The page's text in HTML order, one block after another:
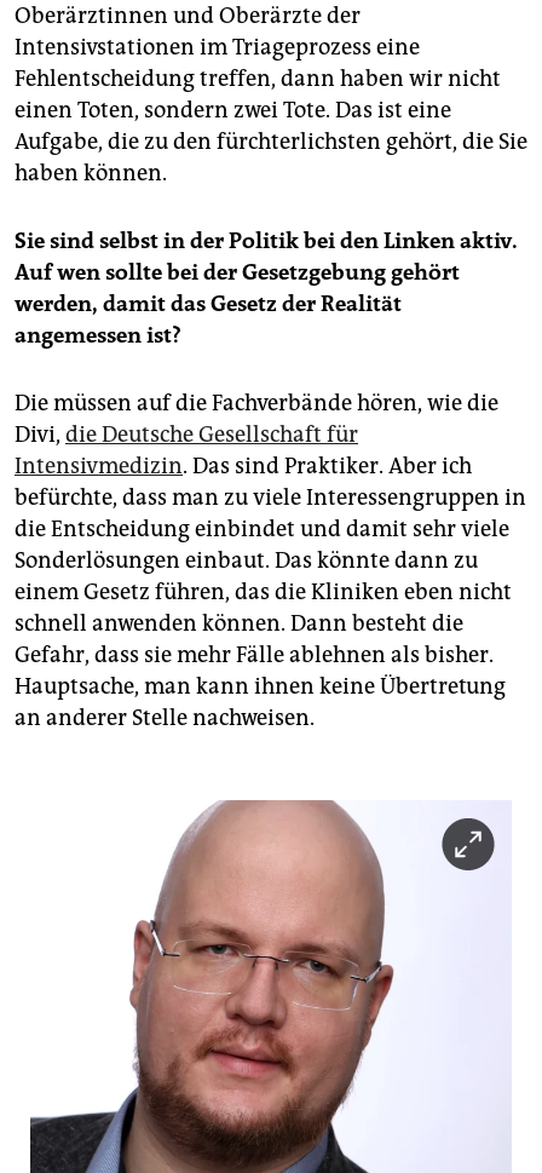
Oberärztinnen und Oberärzte der
Intensivstationen im Triageprozess eine
Fehlentscheidung treffen, dann haben wir nicht
einen Toten, sondern zwei Tote. Das ist eine
Aufgabe, die zu den fürchterlichsten gehört, die Sie
haben können.
Sie sind selbst in der Politik bei den Linken aktiv.
Auf wen sollte bei der Gesetzgebung gehört
werden, damit das Gesetz der Realität
angemessen ist?
Die müssen auf die Fachverbände hören, wie die
Divi, die Deutsche Gesellschaft für
Intensivmedizin. Das sind Praktiker. Aber ich
befürchte, dass man zu viele Interessengruppen in
die Entscheidung einbindet und damit sehr viele
Sonderlösungen einbaut. Das könnte dann zu
einem Gesetz führen, das die Kliniken eben nicht
schnell anwenden können. Dann besteht die
Gefahr, dass sie mehr Fälle ablehnen als bisher.
Hauptsache, man kann ihnen keine Übertretung
an anderer Stelle nachweisen.